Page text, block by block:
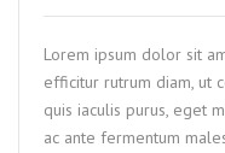
Lorem ipsum dolor sit
efficitur rutrum diam, ut
quis iaculis purus, eget
ac ante fermentum